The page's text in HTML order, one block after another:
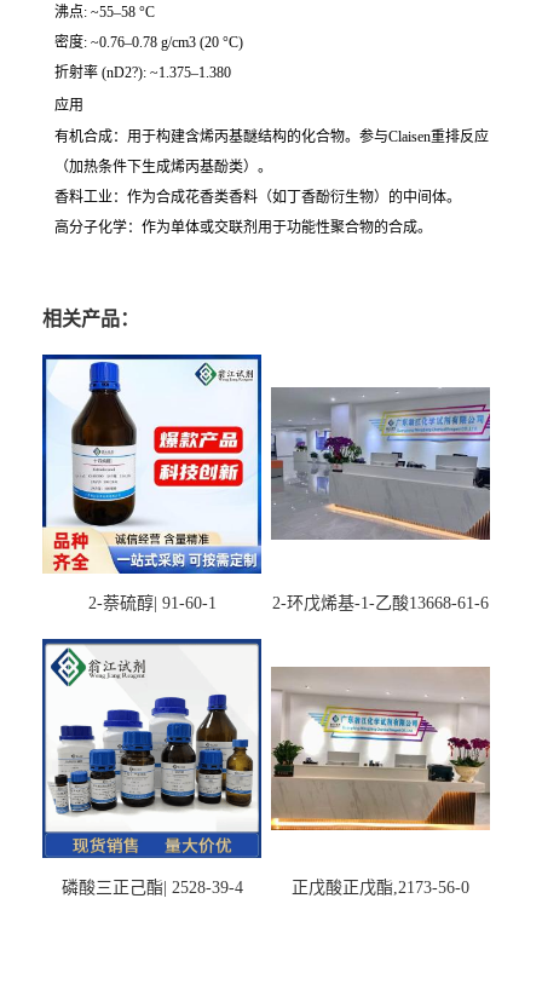
沸点: ~55–58 °C
密度: ~0.76–0.78 g/cm3 (20 °C)
折射率 (nD2?): ~1.375–1.380
应用
有机合成：用于构建含烯丙基醚结构的化合物。参与Claisen重排反应
（加热条件下生成烯丙基酚类）。
香料工业：作为合成花香类香料（如丁香酚衍生物）的中间体。
高分子化学：作为单体或交联剂用于功能性聚合物的合成。
相关产品：
2-萘硫醇| 91-60-1 2-环戊烯基-1-乙酸13668-61-6
磷酸三正己酯| 2528-39-4 正戊酸正戊酯,2173-56-0